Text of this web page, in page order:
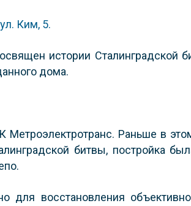
Ким, 5.
истории
дома.
Раньше в
битвы, постройка
для восстановления